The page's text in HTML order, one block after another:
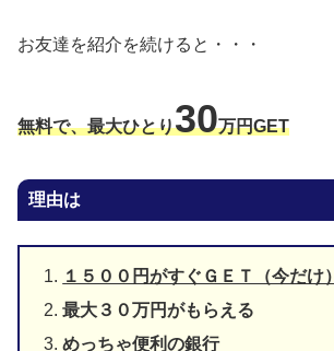
お友達を紹介を続けると・・・
無料で、最大ひとり30万円GET
理由は
１５００円がすぐＧＥＴ（今だけ）
最大３０万円がもらえる
めっちゃ便利の銀行